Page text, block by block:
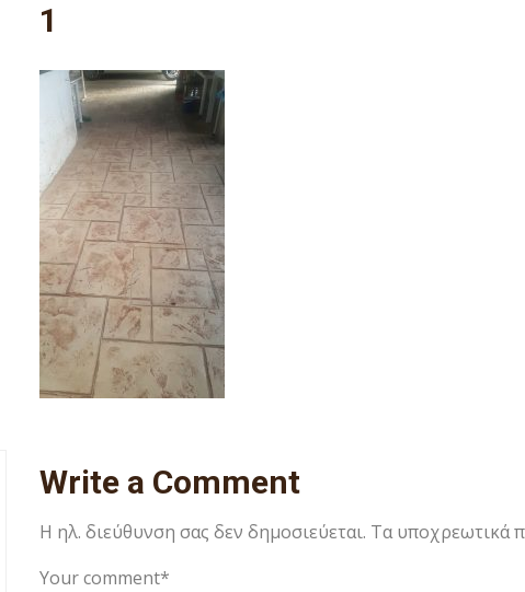
1
Write a Comment
Η ηλ. διεύθυνση σας δεν δημοσιεύεται. Τα υποχρεωτικά
Your comment*